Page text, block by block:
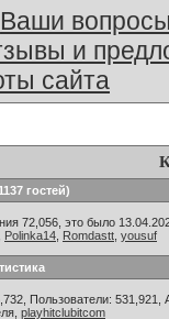
Ваши
и
сайта
гостей)
72,056, это было
Polinka14 Romdastt yousuf
Пользователи: 531,921,
playhitclubitcom